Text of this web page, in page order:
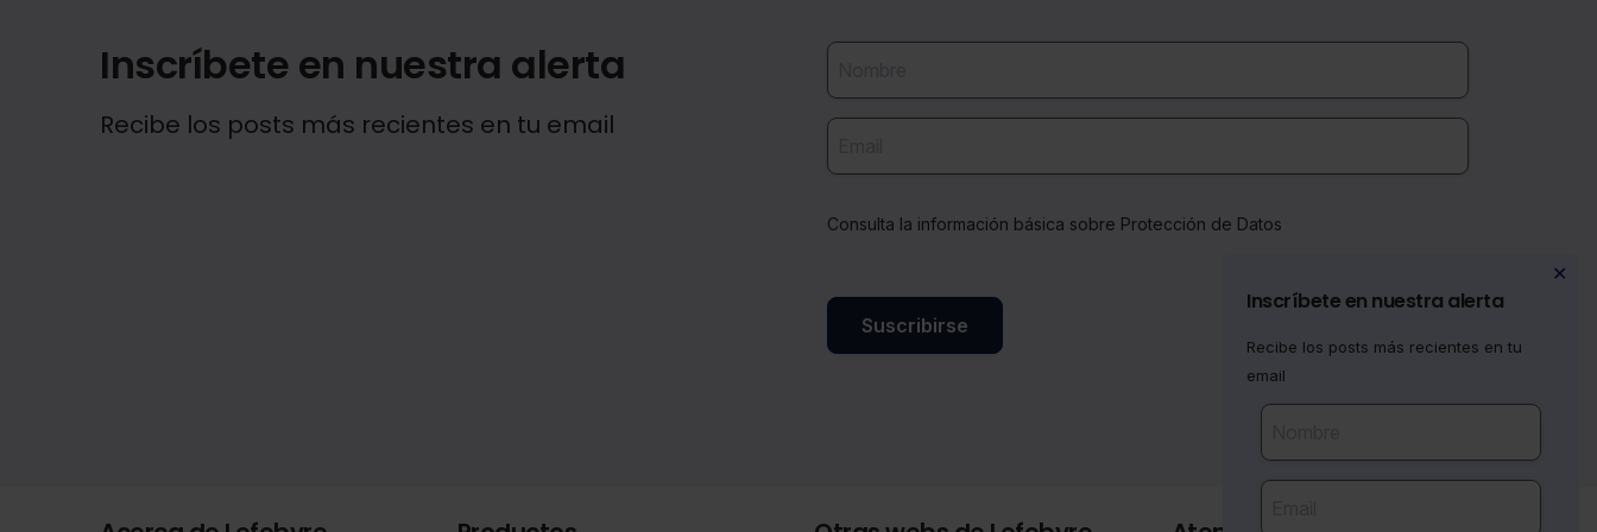
Inscríbete en nuestra alerta
Recibe los posts más recientes en tu email
Consulta la información básica sobre Protección de Datos
Suscribirse
✕
Inscríbete en nuestra alerta
Recibe los posts más recientes en tu
email